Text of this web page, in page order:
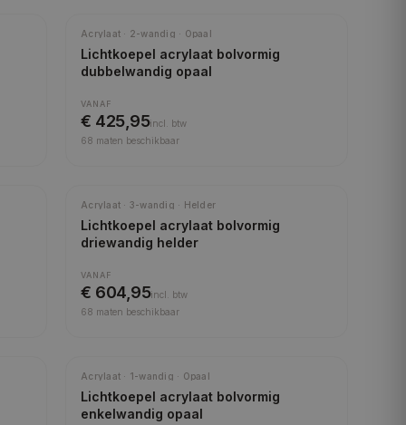
Acrylaat · 2-wandig · Opaal
Lichtkoepel acrylaat bolvormig
dubbelwandig opaal
VANAF
€ 425,95incl.
btw
68 maten beschikbaar
Acrylaat · 3-wandig · Helder
Lichtkoepel acrylaat bolvormig
driewandig helder
VANAF
€ 604,95incl.
btw
68 maten beschikbaar
Acrylaat · 1-wandig · Opaal
Lichtkoepel acrylaat bolvormig
enkelwandig opaal